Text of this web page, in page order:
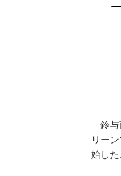
鈴与
リー
始した